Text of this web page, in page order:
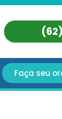
Faça seu